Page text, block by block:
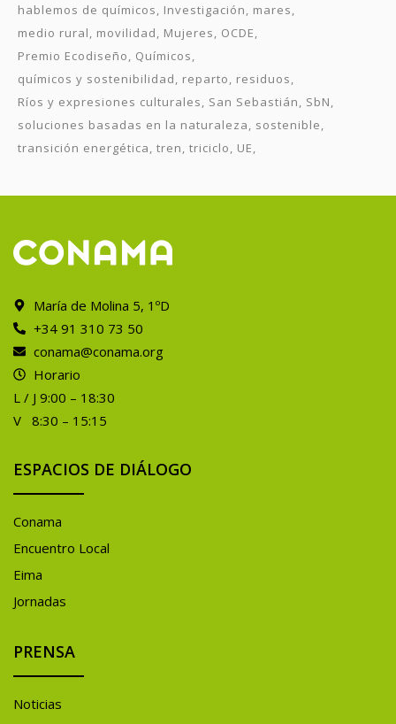
hablemos de químicos
Investigación
mares
medio rural
movilidad Mujeres
OCDE
Premio Ecodiseño
Químicos
químicos y sostenibilidad
reparto
residuos
Ríos y expresiones culturales
San Sebastián
SbN
soluciones basadas en la naturaleza
sostenible
transición energética tren triciclo UE
María de Molina 5, 1ºD
+34 91 310 73 50
conama@conama.org
Horario
L / J 9:00 – 18:30
V 8:30 – 15:15
ESPACIOS DE DIÁLOGO
Conama
Encuentro Local
Eima
Jornadas
PRENSA
Noticias